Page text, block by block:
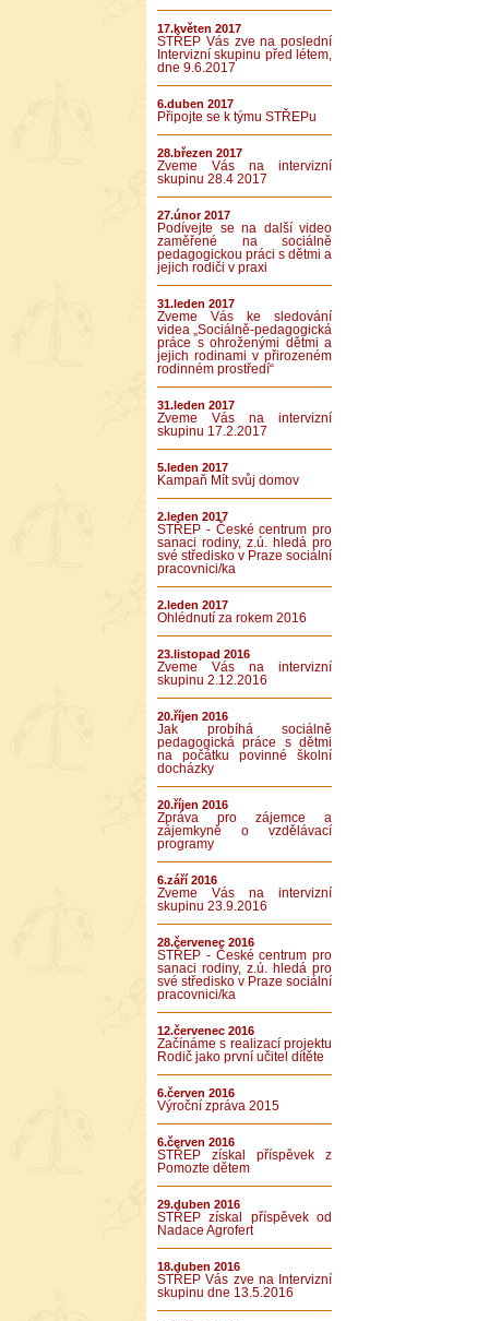
17.květen 2017
STŘEP Vás zve na poslední
Intervizní skupinu před létem,
dne 9.6.2017
6.duben 2017
Připojte se k týmu STŘEPu
28.březen 2017
Zveme Vás na intervizní
skupinu 28.4 2017
27.únor 2017
Podívejte se na další video
zaměřené na sociálně
pedagogickou práci s dětmi a
jejich rodiči v praxi
31.leden 2017
Zveme Vás ke sledování
videa „Sociálně-pedagogická
práce s ohroženými dětmi a
jejich rodinami v přirozeném
rodinném prostředí“
31.leden 2017
Zveme Vás na intervizní
skupinu 17.2.2017
5.leden 2017
Kampaň Mít svůj domov
2.leden 2017
STŘEP - České centrum pro
sanaci rodiny, z.ú. hledá pro
své středisko v Praze sociální
pracovnici/ka
2.leden 2017
Ohlédnutí za rokem 2016
23.listopad 2016
Zveme Vás na intervizní
skupinu 2.12.2016
20.říjen 2016
Jak probíhá sociálně
pedagogická práce s dětmi
na počátku povinné školní
docházky
20.říjen 2016
Zpráva pro zájemce a
zájemkyně o vzdělávací
programy
6.září 2016
Zveme Vás na intervizní
skupinu 23.9.2016
28.červenec 2016
STŘEP - České centrum pro
sanaci rodiny, z.ú. hledá pro
své středisko v Praze sociální
pracovnici/ka
12.červenec 2016
Začínáme s realizací projektu
Rodič jako první učitel dítěte
6.červen 2016
Výroční zpráva 2015
6.červen 2016
STŘEP získal příspěvek z
Pomozte dětem
29.duben 2016
STŘEP získal příspěvek od
Nadace Agrofert
18.duben 2016
STŘEP Vás zve na Intervizní
skupinu dne 13.5.2016